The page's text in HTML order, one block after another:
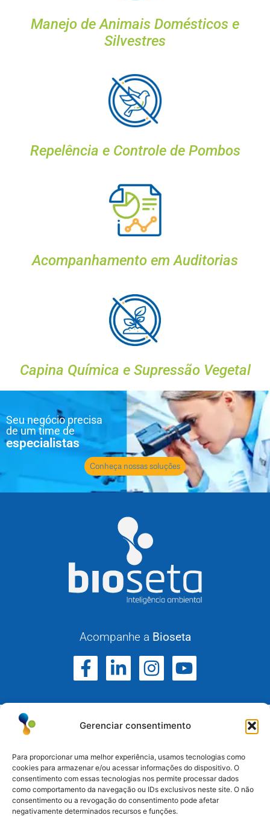
Gerenciar consentimento
Para proporcionar uma melhor experiência, usamos tecnologias como
cookies para armazenar e/ou acessar informações do dispositivo. O
consentimento com essas tecnologias nos permite processar dados
como comportamento da navegação ou IDs exclusivos neste site. O não
consentimento ou a revogação do consentimento pode afetar
negativamente determinados recursos e funções.
Manejo de Animais Domésticos e
Silvestres
Repelência e Controle de Pombos
Acompanhamento em Auditorias
Capina Química e Supressão Vegetal
Seu negócio precisa
de um time de
especialistas
Conheça nossas soluções
Acompanhe a Bioseta
Atuamos no Rio Grande do Sul, Santa Catarina e
Paraná.